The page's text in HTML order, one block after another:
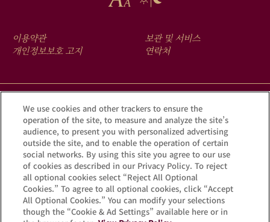
FOOTER
MENU
이용약관
개인정보보호 고지 보관 및 서비스
연락처
크루그 앱을 다운로드하여 Krug iD를 통해 여러분의 샴페인에 숨겨진
이야기를 확인해 보세요.
We use cookies and other trackers to ensure the
operation of the site, to measure and analyze the site’s
audience, to present you with personalized advertising
outside the site, and to enable the operation of certain
social networks. By using this site you agree to our use
of cookies as described in our Privacy Policy. To reject
all optional cookies select “Reject All Optional
Cookies.” To agree to all optional cookies, click “Accept
All Optional Cookies.” You can modify your selections
though the “Cookie & Ad Settings” available here or in